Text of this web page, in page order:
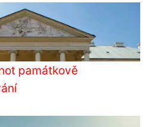
památkově